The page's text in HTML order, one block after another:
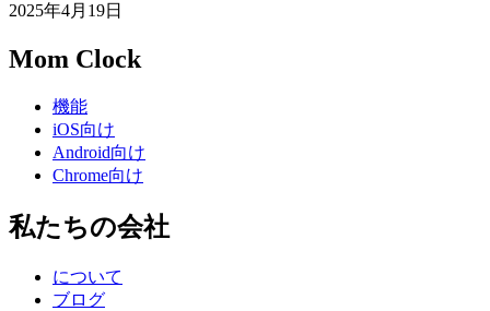
2025年4月19日
Mom Clock
機能
iOS向け
Android向け
Chrome向け
私たちの会社
について
ブログ